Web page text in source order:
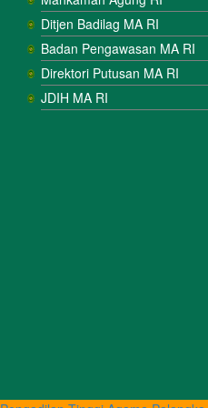
Ditjen Badilag MA RI
Badan Pengawasan MA RI
Direktori Putusan MA RI
JDIH MA RI